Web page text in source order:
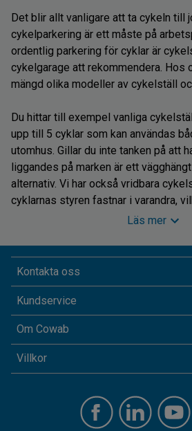
Det blir allt vanligare att ta cykeln till
cykelparkering är ett måste på
ordentlig parkering för cyklar är
cykelgarage att rekommendera. Hos
mängd olika modeller av cykelställ
Du hittar till exempel vanliga
upp till 5 cyklar som kan användas
utomhus. Gillar du inte tanken på att
liggandes på marken är ett
alternativ. Vi har också vridbara
cyklarnas styren fastnar i varandra,
när det kan vara trångt och bökigt att
Cykelställ med byglar i olika höjd gör
fastna med cykelstyret i andra cyklar
Cykelskjul och cykelgarage
Då cyklar oftast förvaras utomhus
försöka skydda dem mot väder och
och praktiska cykelgarage från
cykelställ med tak och cykelgarage
Läs mer
Kontakta oss
Kundservice
Om Cowab
Villkor